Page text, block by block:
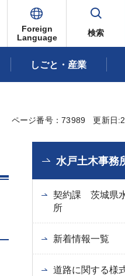
Foreign
Language
検索
しごと・産業
ページ番号：73989 更新日
水戸土木事務
契約課 茨城県
所
新着情報一覧
道路に関する様